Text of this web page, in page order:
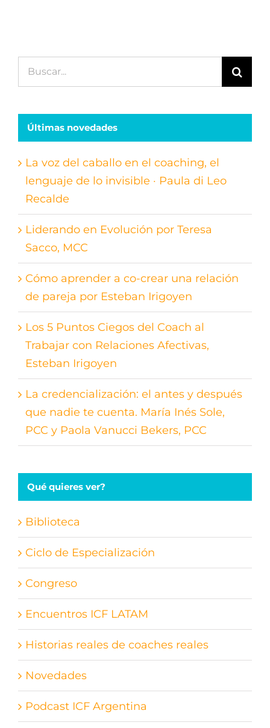
Buscar:
Últimas novedades
La voz del caballo en el coaching, el
lenguaje de lo invisible · Paula di Leo
Recalde
Liderando en Evolución por Teresa
Sacco, MCC
Cómo aprender a co-crear una relación
de pareja por Esteban Irigoyen
Los 5 Puntos Ciegos del Coach al
Trabajar con Relaciones Afectivas,
Esteban Irigoyen
La credencialización: el antes y después
que nadie te cuenta. María Inés Sole,
PCC y Paola Vanucci Bekers, PCC
Qué quieres ver?
Biblioteca
Ciclo de Especialización
Congreso
Encuentros ICF LATAM
Historias reales de coaches reales
Novedades
Podcast ICF Argentina